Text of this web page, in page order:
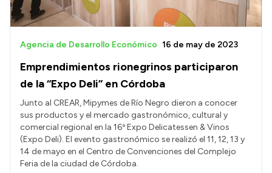
Emprendimientos rionegrinos participaron
de la “Expo Deli” en Córdoba
Agencia de Desarrollo Económico 16 de may de 2023
Junto al CREAR, Mipymes de Río Negro dieron a conocer
sus productos y el mercado gastronómico, cultural y
comercial regional en la 16º Expo Delicatessen & Vinos
(Expo Deli). El evento gastronómico se realizó el 11, 12, 13 y
14 de mayo en el Centro de Convenciones del Complejo
Feria de la ciudad de Córdoba.